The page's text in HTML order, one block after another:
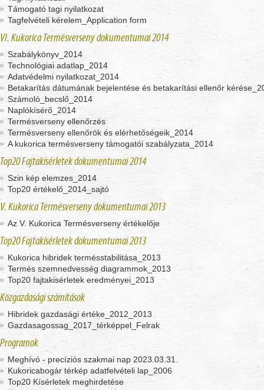
Támogató tagi nyilatkozat
Tagfelvételi kérelem_Application form
VI. Kukorica Termésverseny dokumentumai 2014
Szabálykönyv_2014
Technológiai adatlap_2014
Adatvédelmi nyilatkozat_2014
Betakarítás dátumának bejelentése és betakarítási ellenőr
Számoló_becslő_2014
Naplókísérő_2014
Termésverseny ellenőrzés
Termésverseny ellenőrök és elérhetőségeik_2014
A kukorica termésverseny támogatói szabályzata_2014
Top20 Fajtakísérletek dokumentumai 2014
Szin kép elemzes_2014
Top20 értékelő_2014_sajtó
V. Kukorica Termésverseny dokumentumai 2013
Az V. Kukorica Termésverseny értékelője
Top20 Fajtakísérletek dokumentumai 2013
Kukorica hibridek termésstabilitása_2013
Termés szemnedvesség diagrammok_2013
Top20 fajtakisérletek eredményei_2013
Közgazdasági számítások
Hibridek gazdasági értéke_2012_2013
Gazdasagossag_2017_térképpel_Felrak
Programok
Meghívó - precíziós szakmai nap 2023.03.31.
Kukoricabogár térkép adatfelvételi lap_2006
Top20 Kísérletek meghirdetése